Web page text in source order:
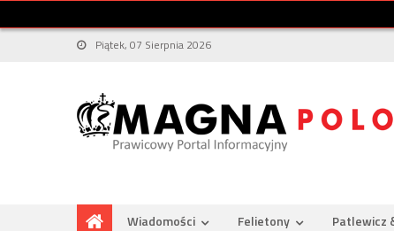
Piątek, 07 Sierpnia 2026
Wiadomości Felietony Patlewicz